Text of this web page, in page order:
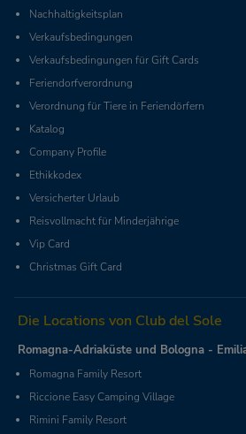
Nachhaltigkeitsplan
Verkaufsbedingungen
Verkaufsbedingungen für Gift Cards
Feriendorfverordnung
Verordnung für Tiere in Feriendörfern
Katalog
Company Profile
Ethikkodex
Versicherter Urlaub
Reisvollmacht für Minderjährige
Vip Card
Christmas Gift Card
Die Locations von Club del Sole
Romagna-Adriaküste und Bologna -
Romagna Family Resort
Riccione Easy Camping Village
Rimini Family Resort